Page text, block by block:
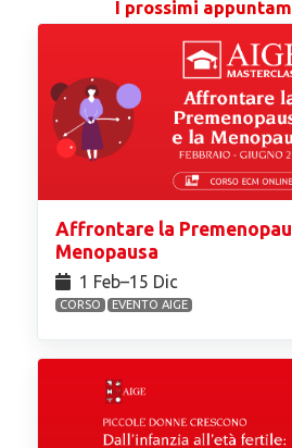
I prossimi
Affrontare la
Menopausa
1 Feb⁠–15 Dic
CORSO EVENTO AIGE